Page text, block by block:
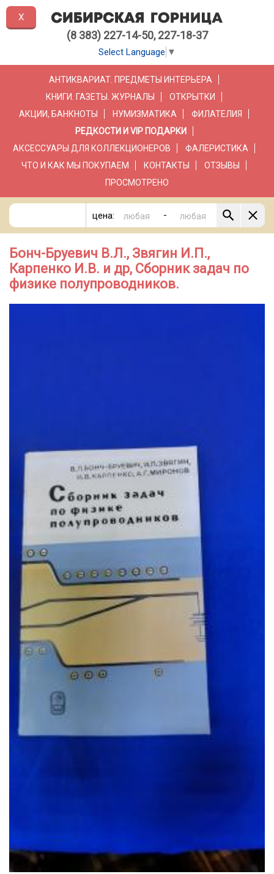
(8 383) 227-14-50, 227-18-37
Select Language ▼
АНТИКВАРИАТ. ПРЕДМЕТЫ ИНТЕРЬЕРА
КНИГИ. ГАЗЕТЫ. ЖУРНАЛЫ
ОТКРЫТКИ
АКЦИИ, БАНКНОТЫ
НУМИЗМАТИКА
ФИЛАТЕЛИЯ
РЕДКОСТИ И VIP ПОДАРКИ
АКСЕССУАРЫ ДЛЯ КОЛЛЕКЦИОНЕРОВ
ФАЛЕРИСТИКА
ЧТО И КАК МЫ ПОКУПАЕМ
КОНТАКТЫ
ОТЗЫВЫ
ПРОСМОТРЕНО
цена: -
Бонч-Бруевич В.Л., Звягин И.П.,
Карпенко И.В. и др, Сборник задач по
физике полупроводников.
X